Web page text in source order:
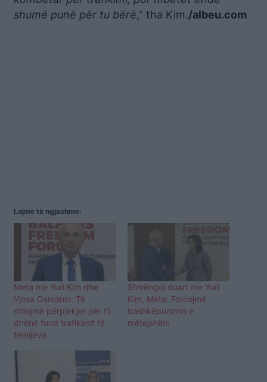
shumë punë për tu bërë,” tha Kim./albeu.com
Lajme të ngjashme:
Meta me Yuri Kim dhe
Vjosa Osmanin: Të
shtojmë përpjekjet për t’i
dhënë fund trafikimit të
fëmijëve
Shtrëngoi duart me Yuri
Kim, Meta: Forcojmë
bashkëpunimin e
mëtejshëm